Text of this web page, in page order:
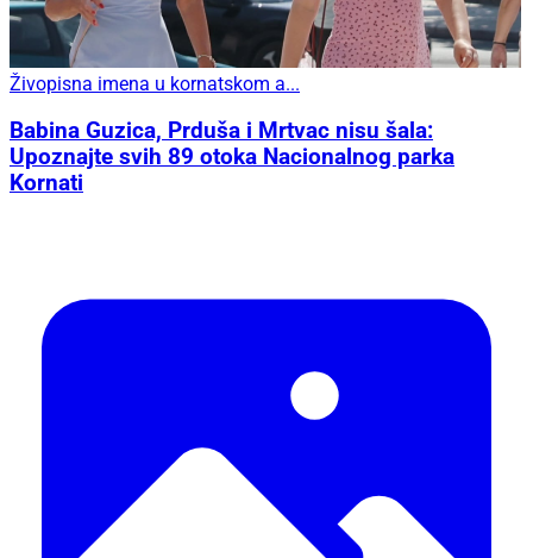
Živopisna imena u kornatskom a...
Babina Guzica, Prduša i Mrtvac nisu šala:
Upoznajte svih 89 otoka Nacionalnog parka
Kornati